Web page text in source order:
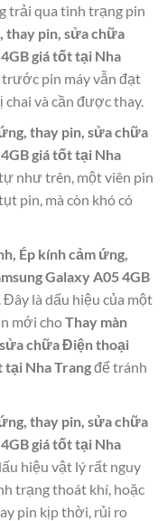
trải qua tình trạng pin
thay pin, sửa chữa
giá tốt tại Nha
pin máy vẫn đạt
và cần được thay.
thay pin, sửa chữa
giá tốt tại Nha
như trên, một viên pin
pin, mà còn khó có
Ép kính cảm ứng,
Galaxy A05 4GB
Đây là dấu hiệu của một
mới choThay màn
chữa Điện thoại
tại Nha Trangđể tránh
thay pin, sửa chữa
giá tốt tại Nha
hiệu vật lý rất nguy
trạng thoát khí, hoặc
pin kịp thời, rủi ro